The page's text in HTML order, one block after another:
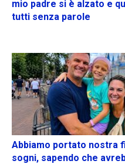
mio padre si è alzato e
tutti senza parole
Abbiamo portato nostra
sogni, sapendo che